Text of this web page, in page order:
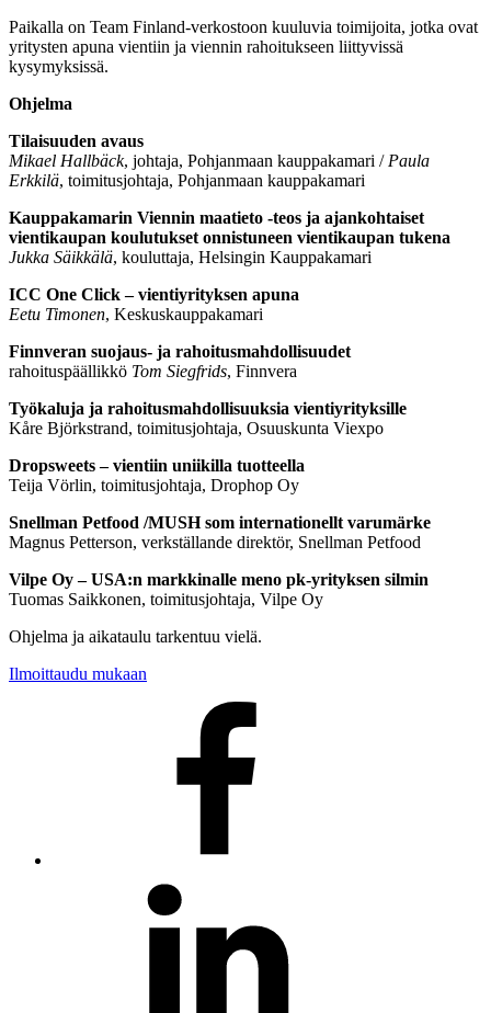
Paikalla on Team Finland-verkostoon kuuluvia toimijoita, jotka ovat
yritysten apuna vientiin ja viennin rahoitukseen liittyvissä
kysymyksissä.
Ohjelma
Tilaisuuden avaus
Mikael Hallbäck, johtaja, Pohjanmaan kauppakamari /Paula
Erkkilä, toimitusjohtaja, Pohjanmaan kauppakamari
Kauppakamarin Viennin maatieto -teos ja ajankohtaiset
vientikaupan koulutukset onnistuneen vientikaupan tukena
Jukka Säikkälä, kouluttaja, Helsingin Kauppakamari
ICC One Click – vientiyrityksen apuna
Eetu Timonen, Keskuskauppakamari
Finnveran suojaus- ja rahoitusmahdollisuudet
rahoituspäällikkö Tom Siegfrids, Finnvera
Työkaluja ja rahoitusmahdollisuuksia vientiyrityksille
Kåre Björkstrand, toimitusjohtaja, Osuuskunta Viexpo
Dropsweets – vientiin uniikilla tuotteella
Teija Vörlin, toimitusjohtaja, Drophop Oy
Snellman Petfood /MUSH som internationellt varumärke
Magnus Petterson, verkställande direktör, Snellman Petfood
Vilpe Oy – USA:n markkinalle meno pk-yrityksen silmin
Tuomas Saikkonen, toimitusjohtaja, Vilpe Oy
Ohjelma ja aikataulu tarkentuu vielä.
Ilmoittaudu mukaan